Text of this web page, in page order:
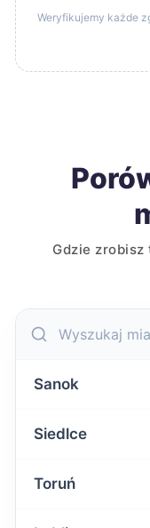
Weryfikujemy każde
Gdzie
Sanok
Siedlce
Toruń